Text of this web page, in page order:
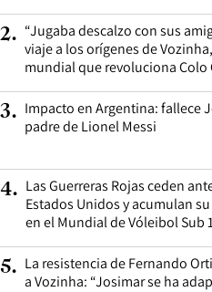
2. “Jugaba descalzo con sus
viaje a los orígenes de
mundial que revoluciona Colo
3. Impacto en Argentina: fallece
padre de Lionel Messi
4. Las Guerreras Rojas ceden
Estados Unidos y acumulan
en el Mundial de Vóleibol Sub
5. La resistencia de Fernando
a Vozinha: “Josimar se ha